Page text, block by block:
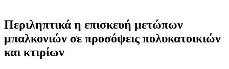
Περιληπτικά η επισκευή μετώπων
μπαλκονιών σε προσόψεις πολυκατοικιών
και κτιρίων